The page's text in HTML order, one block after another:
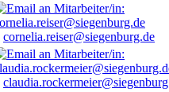
cornelia.reiser@siegenburg.de